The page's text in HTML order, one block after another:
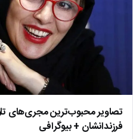
تصاویر محبوب‌ترین مجری‌های
فرزندانشان + بیوگرافی